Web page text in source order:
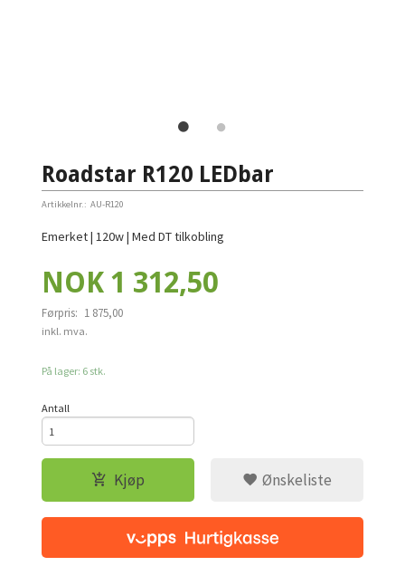
Roadstar R120 LEDbar
Artikkelnr.: AU-R120
Emerket | 120w | Med DT tilkobling
Tilbud
NOK 1 312,50
Førpris: 1 875,00
Rabatt
inkl. mva.
På lager: 6 stk.
Antall
Kjøp Ønskeliste